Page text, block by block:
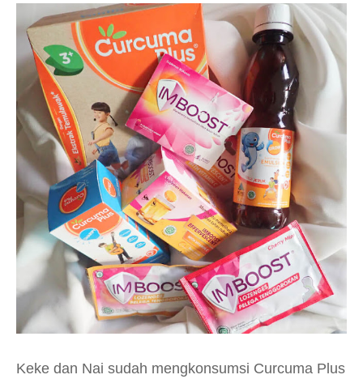
Keke dan Nai sudah mengkonsumsi Curcuma Plus